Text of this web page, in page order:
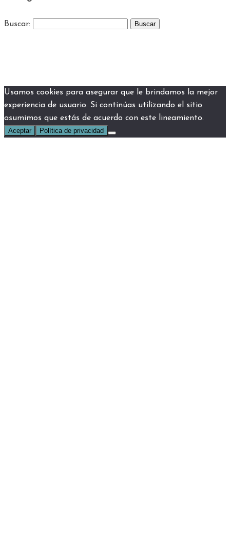
Buscar:
Usamos cookies para asegurar que le brindamos la mejor
experiencia de usuario. Si continúas utilizando el sitio
asumimos que estás de acuerdo con este lineamiento.
Aceptar Política de privacidad